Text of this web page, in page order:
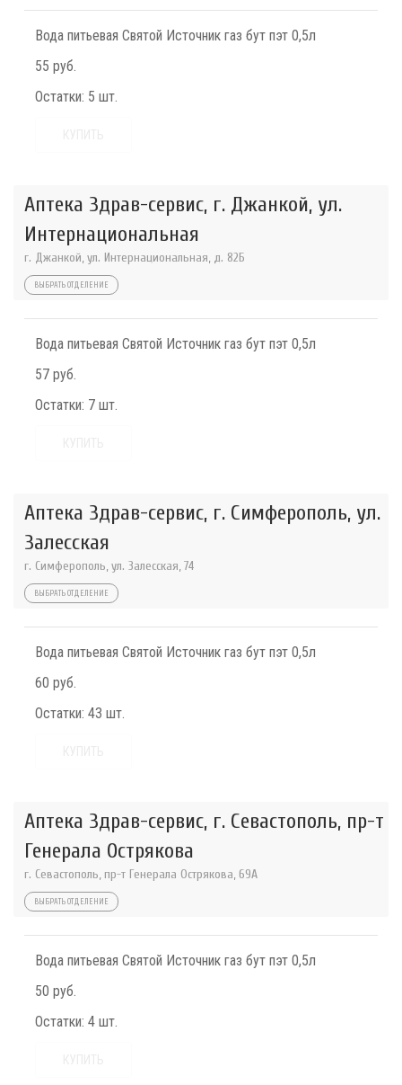
Вода питьевая Святой Источник газ бут пэт 0,5л
55 руб.
Остатки: 5 шт.
Аптека Здрав-сервис, г. Джанкой, ул.
Интернациональная
г. Джанкой, ул. Интернациональная, д. 82Б
ВЫБРАТЬ ОТДЕЛЕНИЕ
Вода питьевая Святой Источник газ бут пэт 0,5л
57 руб.
Остатки: 7 шт.
Аптека Здрав-сервис, г. Симферополь, ул.
Залесская
г. Симферополь, ул. Залесская, 74
ВЫБРАТЬ ОТДЕЛЕНИЕ
Вода питьевая Святой Источник газ бут пэт 0,5л
60 руб.
Остатки: 43 шт.
Аптека Здрав-сервис, г. Севастополь, пр-т
Генерала Острякова
г. Севастополь, пр-т Генерала Острякова, 69А
ВЫБРАТЬ ОТДЕЛЕНИЕ
Вода питьевая Святой Источник газ бут пэт 0,5л
50 руб.
Остатки: 4 шт.